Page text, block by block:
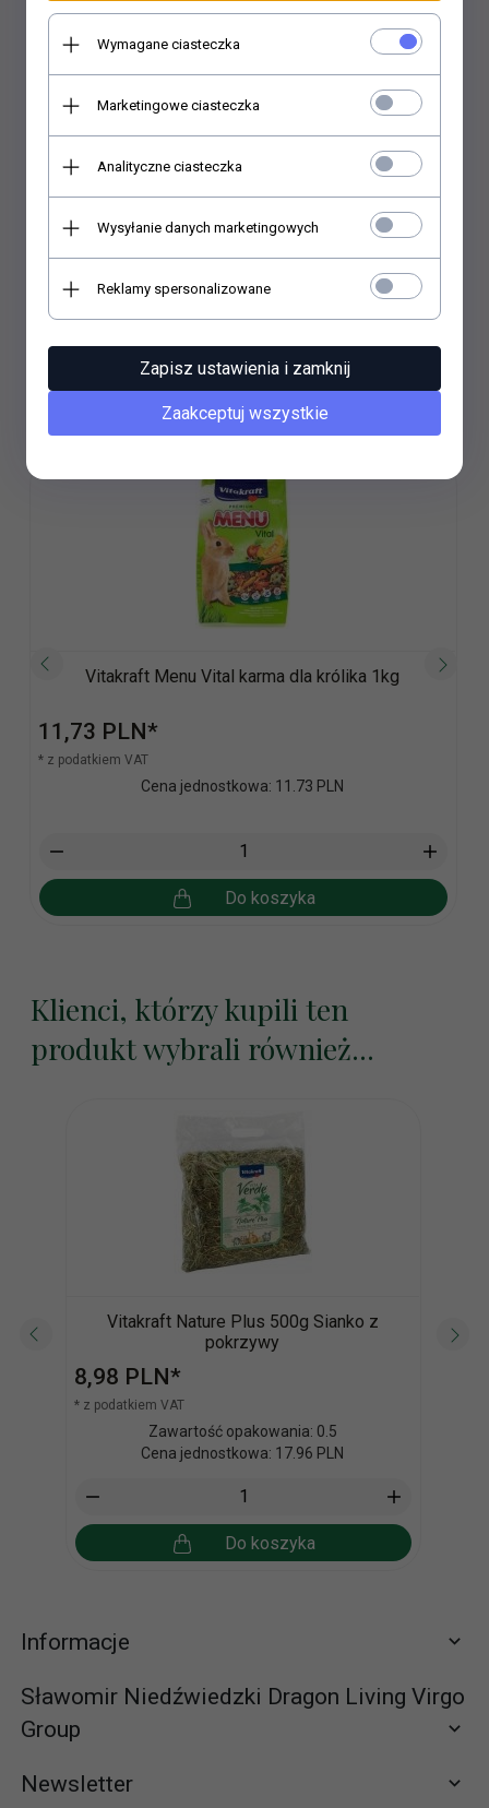
OPIS PRODUKTU
Działa odżywczo, witaminizująco, mineralizująco,
poprawia trawienie i przyswajanie pokarmów. Zawiera
Polecamy
Vitakraft Menu Vital karma dla królika 1kg
11,73 PLN*
* z podatkiem VAT
Cena jednostkowa: 11.73 PLN
Do koszyka
Klienci, którzy kupili ten
produkt wybrali również...
Vitakraft Nature Plus 500g Sianko z
pokrzywy
8,98 PLN*
* z podatkiem VAT
Zawartość opakowania: 0.5
Cena jednostkowa: 17.96 PLN
Do koszyka
Informacje
Sławomir Niedźwiedzki Dragon Living Virgo
Group
Newsletter
Wymagane ciasteczka
Marketingowe ciasteczka
Analityczne ciasteczka
Wysyłanie danych marketingowych
Reklamy spersonalizowane
Zapisz ustawienia i zamknij
Zaakceptuj wszystkie